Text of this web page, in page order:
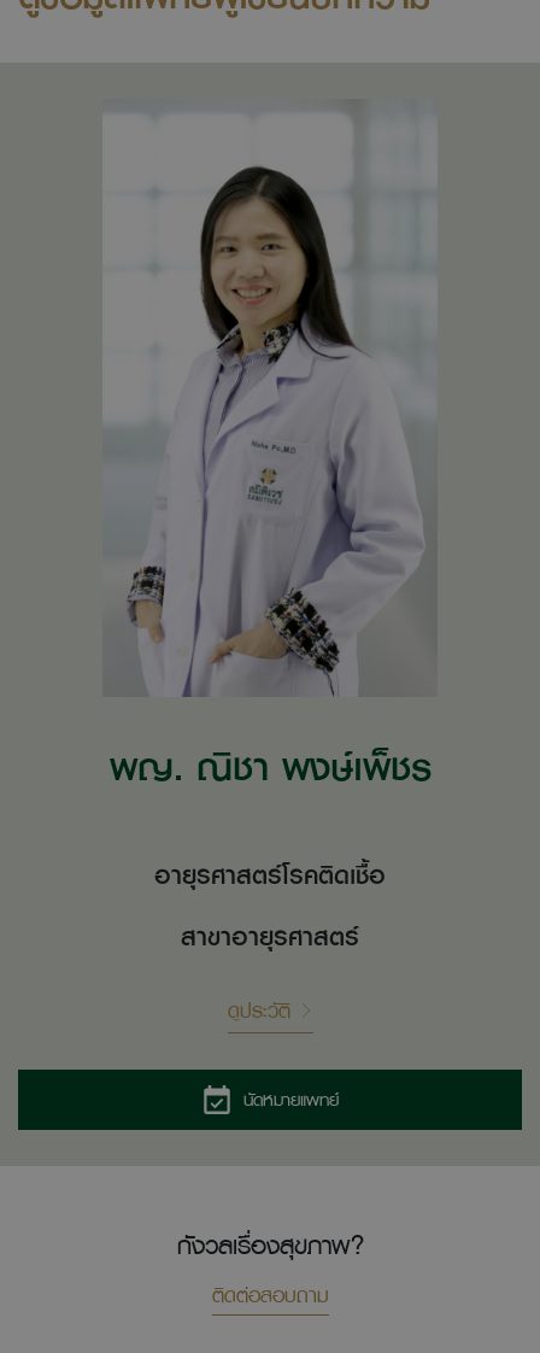
พญ. ณิชา พงษ์เพ็ชร
อายุรศาสตร์โรคติดเชื้อ
สาขาอายุรศาสตร์
ดูประวัติ
นัดหมายแพทย์
กังวลเรื่องสุขภาพ?
ติดต่อสอบถาม